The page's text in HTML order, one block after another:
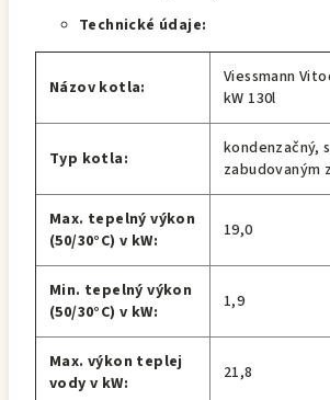
Technické údaje:
Názov kotla:
Viessmann
kW 130l
Typ kotla:
kondenzačný,
zabudovaným
Max. tepelný výkon
(50/30°C) v kW:
19,0
Min. tepelný výkon
(50/30°C) v kW:
1,9
Max. výkon teplej
vody v kW:
21,8